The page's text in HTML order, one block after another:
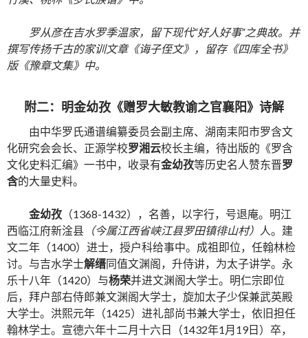
罗从彦在吉水罗季温家，留下现代“好人好事”之典故。并
撰写传扬千古的家训文章《诲子侄文》，留存《四库全书》
版《豫章文集》中。
附二：明金幼孜《赠罗大敏教谕之官襄阳》诗解
由中华罗氏通谱编纂委员会副主席、湖南耒阳市罗含文
化研究会会长、正源学校罗湘云校长主编，待出版的《罗含
文化史料汇编》一书中，收录有金幼孜等历史名人赞东晋罗
含的大量史料。
金幼孜 （1368-1432），名善，以字行，号退庵。明江
西临江府新淦县 （今属江西省峡江县罗田镇徘山村） 人。建
文二年（1400）进士，授户科给事中。成祖即位，任翰林检
讨。与吉水学士解缙同值文渊阁，升侍讲，为太子讲学。永
乐十八年（1420）与杨荣并进文渊阁大学士。明仁宗即位
后，拜户部右侍郎兼文渊阁大学士，旋加太子少保兼武英殿
大学士。洪熙元年（1425）进礼部尚书兼大学士，依旧担任
翰林学士。宣德六年十二月十六日（1432年1月19日）卒，